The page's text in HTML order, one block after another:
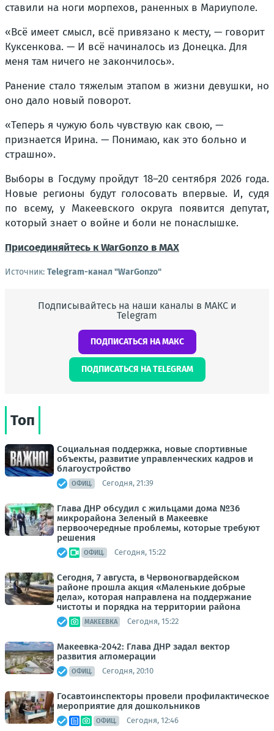
ставили на ноги морпехов, раненных в Мариуполе.
«Всё имеет смысл, всё привязано к месту, — говорит
Куксенкова. — И всё начиналось из Донецка. Для
меня там ничего не закончилось».
Ранение стало тяжелым этапом в жизни девушки, но
оно дало новый поворот.
«Теперь я чужую боль чувствую как свою, —
признается Ирина. — Понимаю, как это больно и
страшно».
Выборы в Госдуму пройдут 18–20 сентября 2026 года.
Новые регионы будут голосовать впервые. И, судя
по всему, у Макеевского округа появится депутат,
который знает о войне и боли не понаслышке.
Присоединяйтесь к WarGonzo в MAX
Источник: Telegram-канал "WarGonzo"
Подписывайтесь на наши каналы в МАКС и
Telegram
ПОДПИСАТЬСЯ НА МАКС
ПОДПИСАТЬСЯ НА TELEGRAM
Топ
Социальная поддержка, новые спортивные
объекты, развитие управленческих кадров и
благоустройство
ОФИЦ. Сегодня, 21:39
Глава ДНР обсудил с жильцами дома №36
микрорайона Зеленый в Макеевке
первоочередные проблемы, которые требуют
решения
ОФИЦ. Сегодня, 15:22
Сегодня, 7 августа, в Червоногвардейском
районе прошла акция «Маленькие добрые
дела», которая направлена на поддержание
чистоты и порядка на территории района
МАКЕЕВКА Сегодня, 15:22
Макеевка-2042: Глава ДНР задал вектор
развития агломерации
ОФИЦ. Сегодня, 20:10
Госавтоинспекторы провели профилактическое
мероприятие для дошкольников
ОФИЦ. Сегодня, 12:46